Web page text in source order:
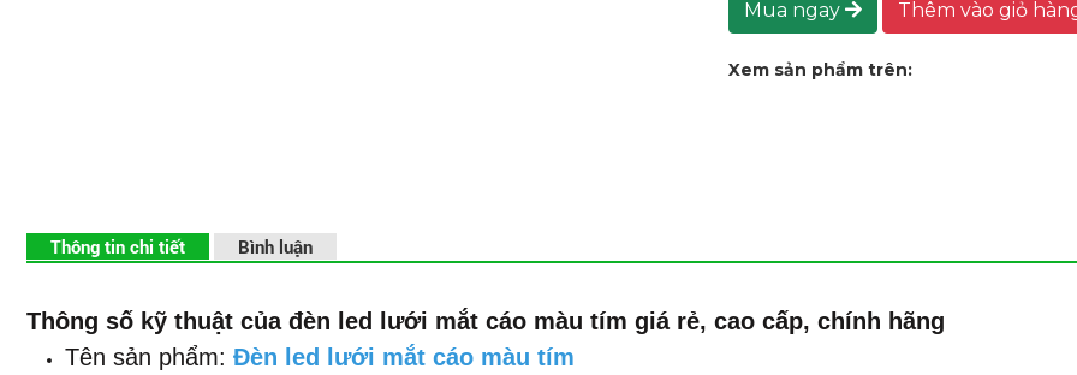
Mua ngay Thêm vào giỏ
Xem sản phẩm trên:
Thông tin chi tiết Bình luận
Thông số kỹ thuật của đèn led lưới mắt cáo màu tím giá rẻ, cao cấp, chính hãng
Tên sản phẩm: Đèn led lưới mắt cáo màu tím